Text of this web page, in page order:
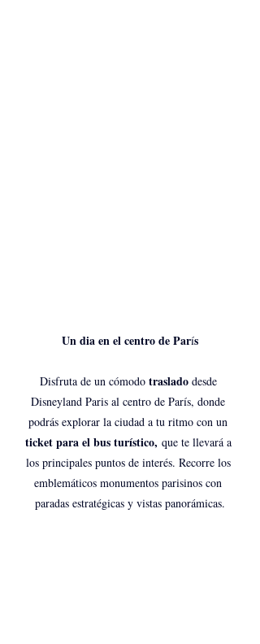
Un dia en el centro de París
Disfruta de un cómodo traslado desde
Disneyland Paris al centro de París, donde
podrás explorar la ciudad a tu ritmo con un
ticket para el bus turístico, que te llevará a
los principales puntos de interés. Recorre los
emblemáticos monumentos parisinos con
paradas estratégicas y vistas panorámicas.